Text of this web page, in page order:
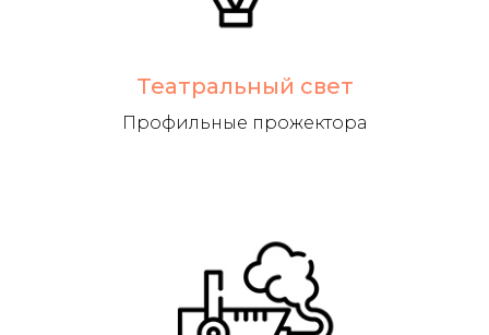
Театральный свет
Профильные прожектора